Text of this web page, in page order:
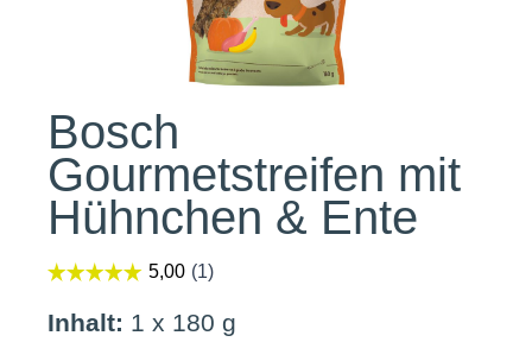
Bosch
Gourmetstreifen mit
Hühnchen & Ente
Inhalt: 1 x 180 g